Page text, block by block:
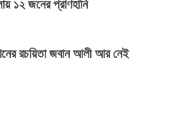
১২ জনের প্রাণহানি
রচয়িতা জবান আলী আর নেই